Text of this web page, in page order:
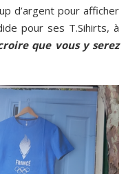
d’argent pour afficher
pour ses T.Sihirts, à
que vous y serez